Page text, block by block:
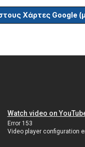
Χάρτες Google